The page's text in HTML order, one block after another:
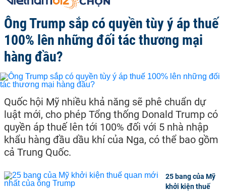
Ông Trump sắp có quyền tùy ý áp thuế
100% lên những đối tác thương mại
hàng đầu?
Quốc hội Mỹ nhiều khả năng sẽ phê chuẩn dự
luật mới, cho phép Tổng thống Donald Trump có
quyền áp thuế lên tới 100% đối với 5 nhà nhập
khẩu hàng đầu dầu khí của Nga, có thể bao gồm
cả Trung Quốc.
25 bang của Mỹ
khởi kiện thuế